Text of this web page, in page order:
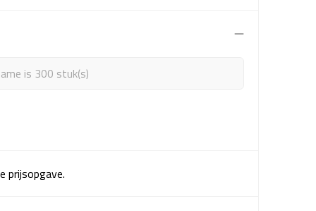
is 300 stuk(s)
prijsopgave.